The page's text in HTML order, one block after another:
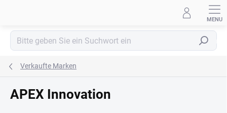
Suchen
Verkaufte Marken
APEX Innovation